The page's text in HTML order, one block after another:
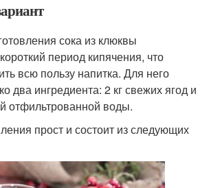
сока из клюквы
период кипячения, что
всю пользу напитка. Для него
два ингредиента: 2 кг свежих ягод и
отфильтрованной воды.
прост и состоит из следующих